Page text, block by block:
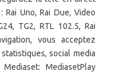
Uno, Rai Due, Video
TG2, RTL 102.5, Rai
vous acceptez
social media
MediasetPlay